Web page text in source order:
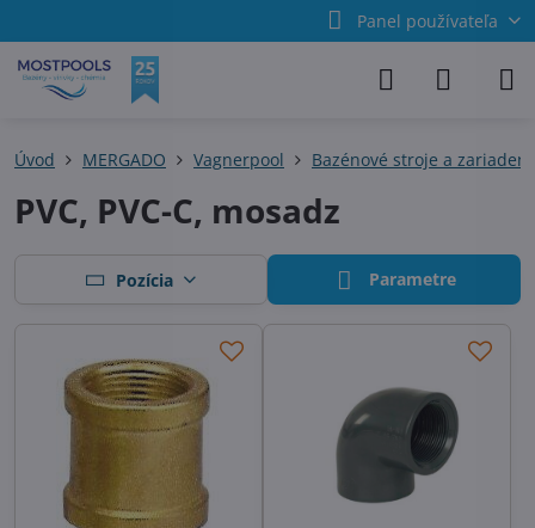
Panel používateľa
Úvod MERGADO Vagnerpool Bazénové stroje a
PVC, PVC-C, mosadz
Pozícia Parametre